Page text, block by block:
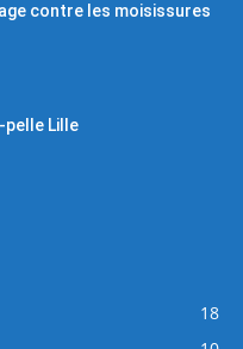
contre les moisissures
pelle Lille
18